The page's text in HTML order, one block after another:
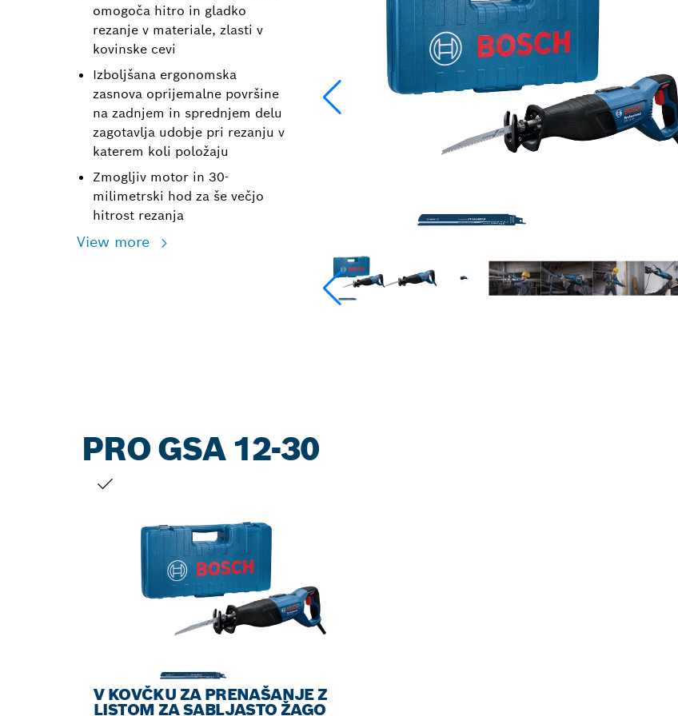
omogoča hitro in gladko
rezanje v materiale, zlasti v
kovinske cevi
Izboljšana ergonomska
zasnova oprijemalne površine
na zadnjem in sprednjem delu
zagotavlja udobje pri rezanju v
katerem koli položaju
Zmogljiv motor in 30-
milimetrski hod za še večjo
hitrost rezanja
View more
PRO GSA 12-30
V KOVČKU ZA PRENAŠANJE Z
LISTOM ZA SABLJASTO ŽAGO